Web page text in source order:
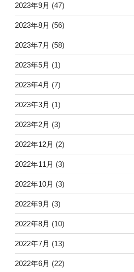
2023年9月 (47)
2023年8月 (56)
2023年7月 (58)
2023年5月 (1)
2023年4月 (7)
2023年3月 (1)
2023年2月 (3)
2022年12月 (2)
2022年11月 (3)
2022年10月 (3)
2022年9月 (3)
2022年8月 (10)
2022年7月 (13)
2022年6月 (22)